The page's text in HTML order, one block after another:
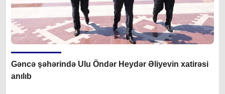
Gəncə şəhərində Ulu Öndər Heydər Əliyevin xatirəsi
anılıb